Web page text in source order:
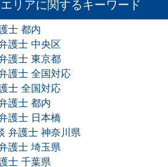
エリアに関するキーワード
士 都内
護士 中央区
護士 東京都
護士 全国対応
士 全国対応
護士 都内
護士 日本橋
弁護士 神奈川県
護士 埼玉県
士 千葉県